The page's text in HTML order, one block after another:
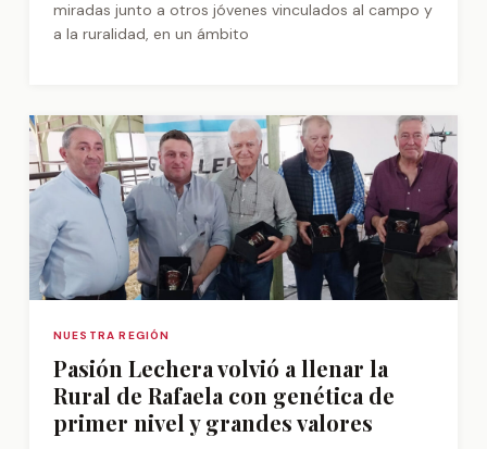
miradas junto a otros jóvenes vinculados al campo y
a la ruralidad, en un ámbito
NUESTRA REGIÓN
Pasión Lechera volvió a llenar la
Rural de Rafaela con genética de
primer nivel y grandes valores